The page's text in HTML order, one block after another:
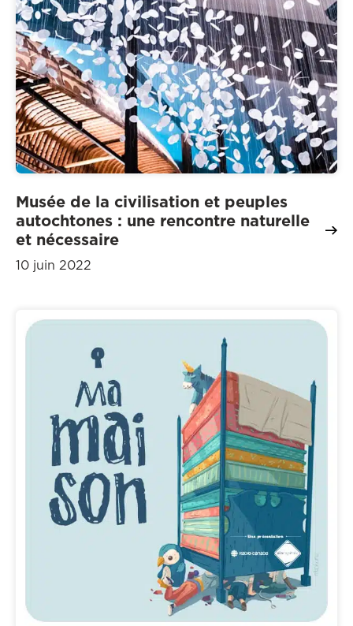
Musée de la civilisation et peuples
autochtones : une rencontre naturelle
et nécessaire
10 juin 2022